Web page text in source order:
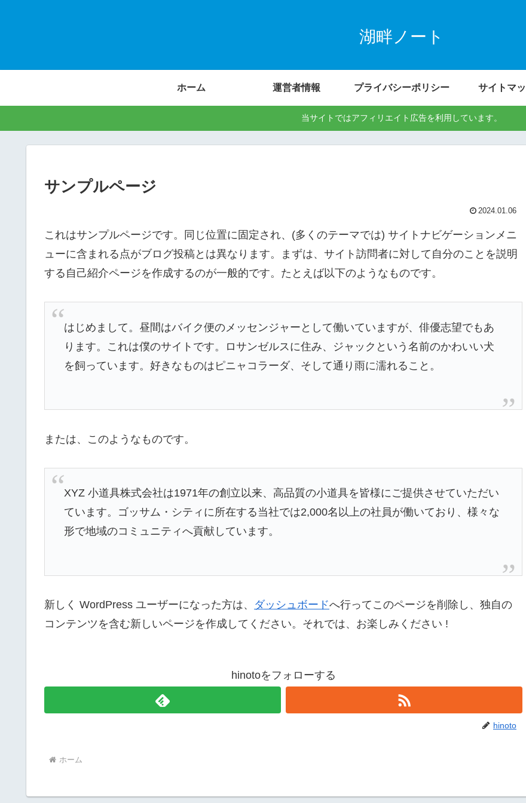
湖畔ノート
ホーム 運営者情報 プライバシーポリシー サイトマ
当サイトではアフィリエイト広告を利用しています。
サンプルページ
2024.01.06
これはサンプルページです。同じ位置に固定され、(多くのテーマでは) サイトナビゲーションメニ
ューに含まれる点がブログ投稿とは異なります。まずは、サイト訪問者に対して自分のことを説明
する自己紹介ページを作成するのが一般的です。たとえば以下のようなものです。
はじめまして。昼間はバイク便のメッセンジャーとして働いていますが、俳優志望でもあ
ります。これは僕のサイトです。ロサンゼルスに住み、ジャックという名前のかわいい犬
を飼っています。好きなものはピニャコラーダ、そして通り雨に濡れること。
または、このようなものです。
XYZ 小道具株式会社は1971年の創立以来、高品質の小道具を皆様にご提供させていただい
ています。ゴッサム・シティに所在する当社では2,000名以上の社員が働いており、様々な
形で地域のコミュニティへ貢献しています。
新しく WordPress ユーザーになった方は、 ダッシュボードへ行ってこのページを削除し、独自の
コンテンツを含む新しいページを作成してください。それでは、お楽しみください !
hinotoをフォローする
hinoto
ホーム